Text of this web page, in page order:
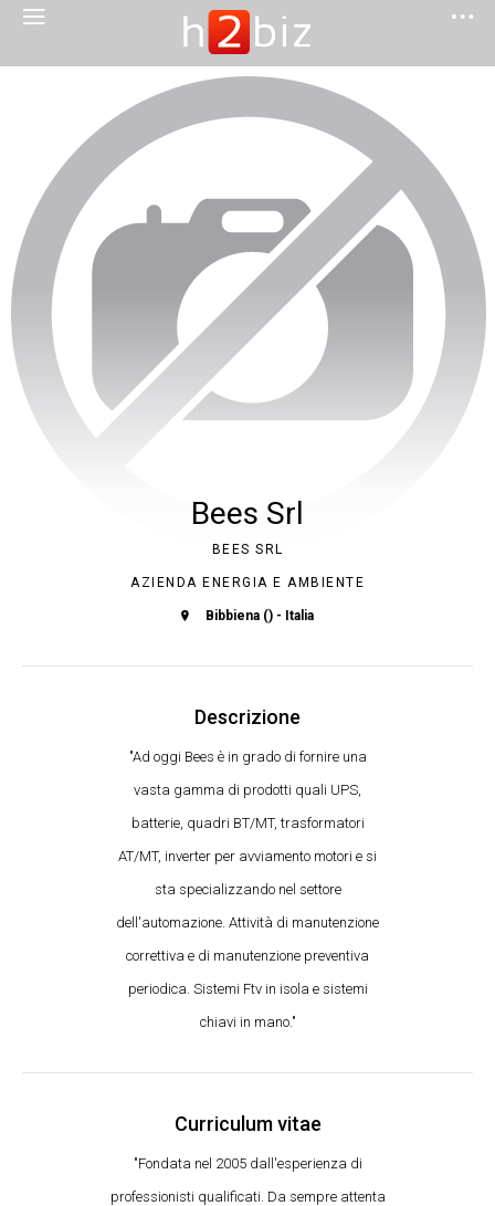
Bees Srl
BEES SRL
AZIENDA ENERGIA E AMBIENTE
Bibbiena () - Italia
Descrizione
"Ad oggi Bees è in grado di fornire una
vasta gamma di prodotti quali UPS,
batterie, quadri BT/MT, trasformatori
AT/MT, inverter per avviamento motori e si
sta specializzando nel settore
dell'automazione. Attività di manutenzione
correttiva e di manutenzione preventiva
periodica. Sistemi Ftv in isola e sistemi
chiavi in mano."
Curriculum vitae
"Fondata nel 2005 dall'esperienza di
professionisti qualificati. Da sempre attenta